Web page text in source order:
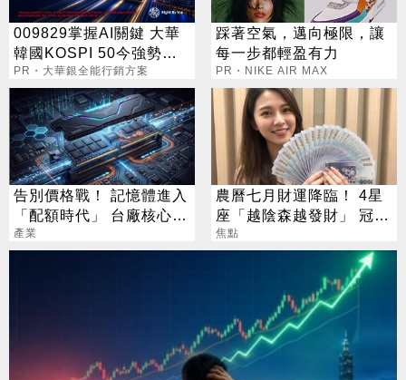
009829掌握AI關鍵 大華
韓國KOSPI 50今強勢開
募
PR・大華銀全能行銷方案
踩著空氣，邁向極限，讓
每一步都輕盈有力
PR・NIKE AIR MAX
告別價格戰！ 記憶體進入
「配額時代」 台廠核心指
標一次看
產業
農曆七月財運降臨！ 4星
座「越陰森越發財」 冠軍
賺到翻
焦點